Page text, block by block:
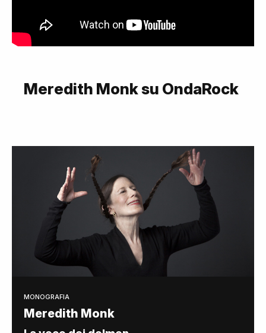
Meredith Monk su OndaRock
MONOGRAFIA
Meredith Monk